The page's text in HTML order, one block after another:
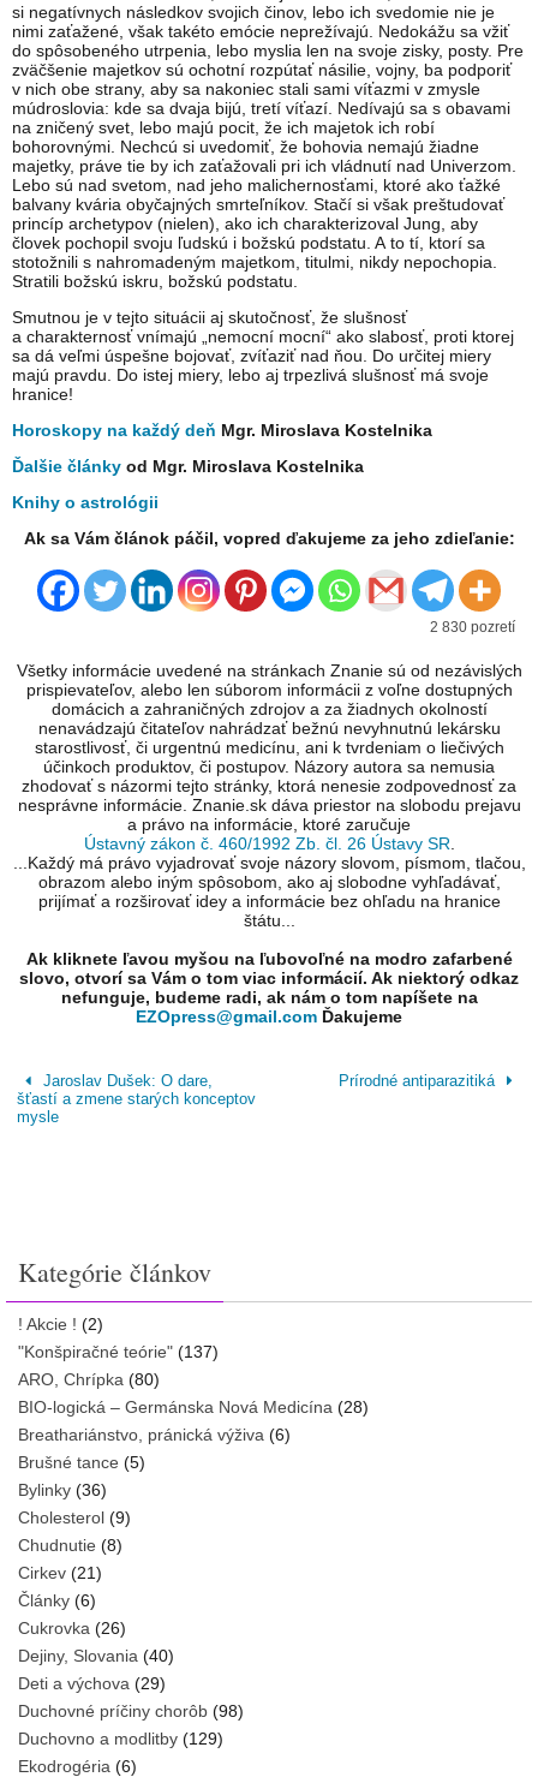
si negatívnych následkov svojich činov, lebo ich svedomie nie je
nimi zaťažené, však takéto emócie neprežívajú. Nedokážu sa vžiť
do spôsobeného utrpenia, lebo myslia len na svoje zisky, posty. Pre
zväčšenie majetkov sú ochotní rozpútať násilie, vojny, ba podporiť
v nich obe strany, aby sa nakoniec stali sami víťazmi v zmysle
múdroslovia: kde sa dvaja bijú, tretí víťazí. Nedívajú sa s obavami
na zničený svet, lebo majú pocit, že ich majetok ich robí
bohorovnými. Nechcú si uvedomiť, že bohovia nemajú žiadne
majetky, práve tie by ich zaťažovali pri ich vládnutí nad Univerzom.
Lebo sú nad svetom, nad jeho malichernosťami, ktoré ako ťažké
balvany kvária obyčajných smrteľníkov. Stačí si však preštudovať
princíp archetypov (nielen), ako ich charakterizoval Jung, aby
človek pochopil svoju ľudskú i božskú podstatu. A to tí, ktorí sa
stotožnili s nahromadeným majetkom, titulmi, nikdy nepochopia.
Stratili božskú iskru, božskú podstatu.
Smutnou je v tejto situácii aj skutočnosť, že slušnosť
a charakternosť vnímajú „nemocní mocní“ ako slabosť, proti ktorej
sa dá veľmi úspešne bojovať, zvíťaziť nad ňou. Do určitej miery
majú pravdu. Do istej miery, lebo aj trpezlivá slušnosť má svoje
hranice!
Horoskopy na každý deň Mgr. Miroslava Kostelnika
Ďalšie články od Mgr. Miroslava Kostelnika
Knihy o astrológii
Ak sa Vám článok páčil, vopred ďakujeme za jeho zdieľanie:
2 830 pozretí
Všetky informácie uvedené na stránkach Znanie sú od nezávislých
prispievateľov, alebo len súborom informácii z voľne dostupných
domácich a zahraničných zdrojov a za žiadnych okolností
nenavádzajú čitateľov nahrádzať bežnú nevyhnutnú lekársku
starostlivosť, či urgentnú medicínu, ani k tvrdeniam o liečivých
účinkoch produktov, či postupov. Názory autora sa nemusia
zhodovať s názormi tejto stránky, ktorá nenesie zodpovednosť za
nesprávne informácie. Znanie.sk dáva priestor na slobodu prejavu
a právo na informácie, ktoré zaručuje
Ústavný zákon č. 460/1992 Zb. čl. 26 Ústavy SR
...Každý má právo vyjadrovať svoje názory slovom, písmom, tlačou,
obrazom alebo iným spôsobom, ako aj slobodne vyhľadávať,
prijímať a rozširovať idey a informácie bez ohľadu na hranice
štátu...
Ak kliknete ľavou myšou na ľubovoľné na modro zafarbené
slovo, otvorí sa Vám o tom viac informácií. Ak niektorý odkaz
nefunguje, budeme radi, ak nám o tom napíšete na
EZOpress@gmail.com Ďakujeme
Jaroslav Dušek: O dare,
šťastí a zmene starých konceptov
mysle
Prírodné antiparazitiká
Kategórie článkov
! Akcie ! (2)
"Konšpiračné teórie" (137)
ARO, Chrípka (80)
BIO-logická – Germánska Nová Medicína (28)
Breathariánstvo, pránická výživa (6)
Brušné tance (5)
Bylinky (36)
Cholesterol (9)
Chudnutie (8)
Cirkev (21)
Články (6)
Cukrovka (26)
Dejiny, Slovania (40)
Deti a výchova (29)
Duchovné príčiny chorôb (98)
Duchovno a modlitby (129)
Ekodrogéria (6)